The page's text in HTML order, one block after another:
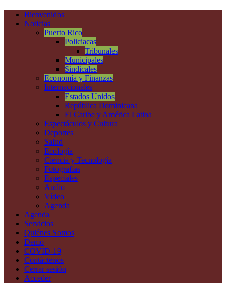
Bienvenidos
Noticias
Puerto Rico
Policiacas
Tribunales
Municipales
Sindicales
Economía y Finanzas
Internacionales
Estados Unidos
República Dominicana
El Caribe y América Latina
Espectáculos y Cultura
Deportes
Salud
Ecología
Ciencia y Tecnología
Fotografías
Especiales
Audio
Vídeo
Agenda
Agenda
Servicios
Quiénes Somos
Demo
COVID-19
Contáctenos
Cerrar sesión
Acceder